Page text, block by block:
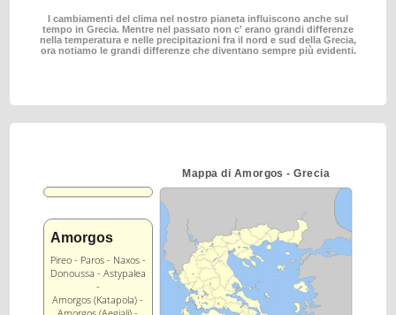
I cambiamenti del clima nel nostro pianeta influiscono anche sul
tempo in Grecia. Mentre nel passato non c' erano grandi differenze
nella temperatura e nelle precipitazioni fra il nord e sud della Grecia,
ora notiamo le grandi differenze che diventano sempre più evidenti.
Amorgos
Pireo - Paros - Naxos -
Donoussa - Astypalea
-
Amorgos (Katapola) -
Mappa di Amorgos - Grecia